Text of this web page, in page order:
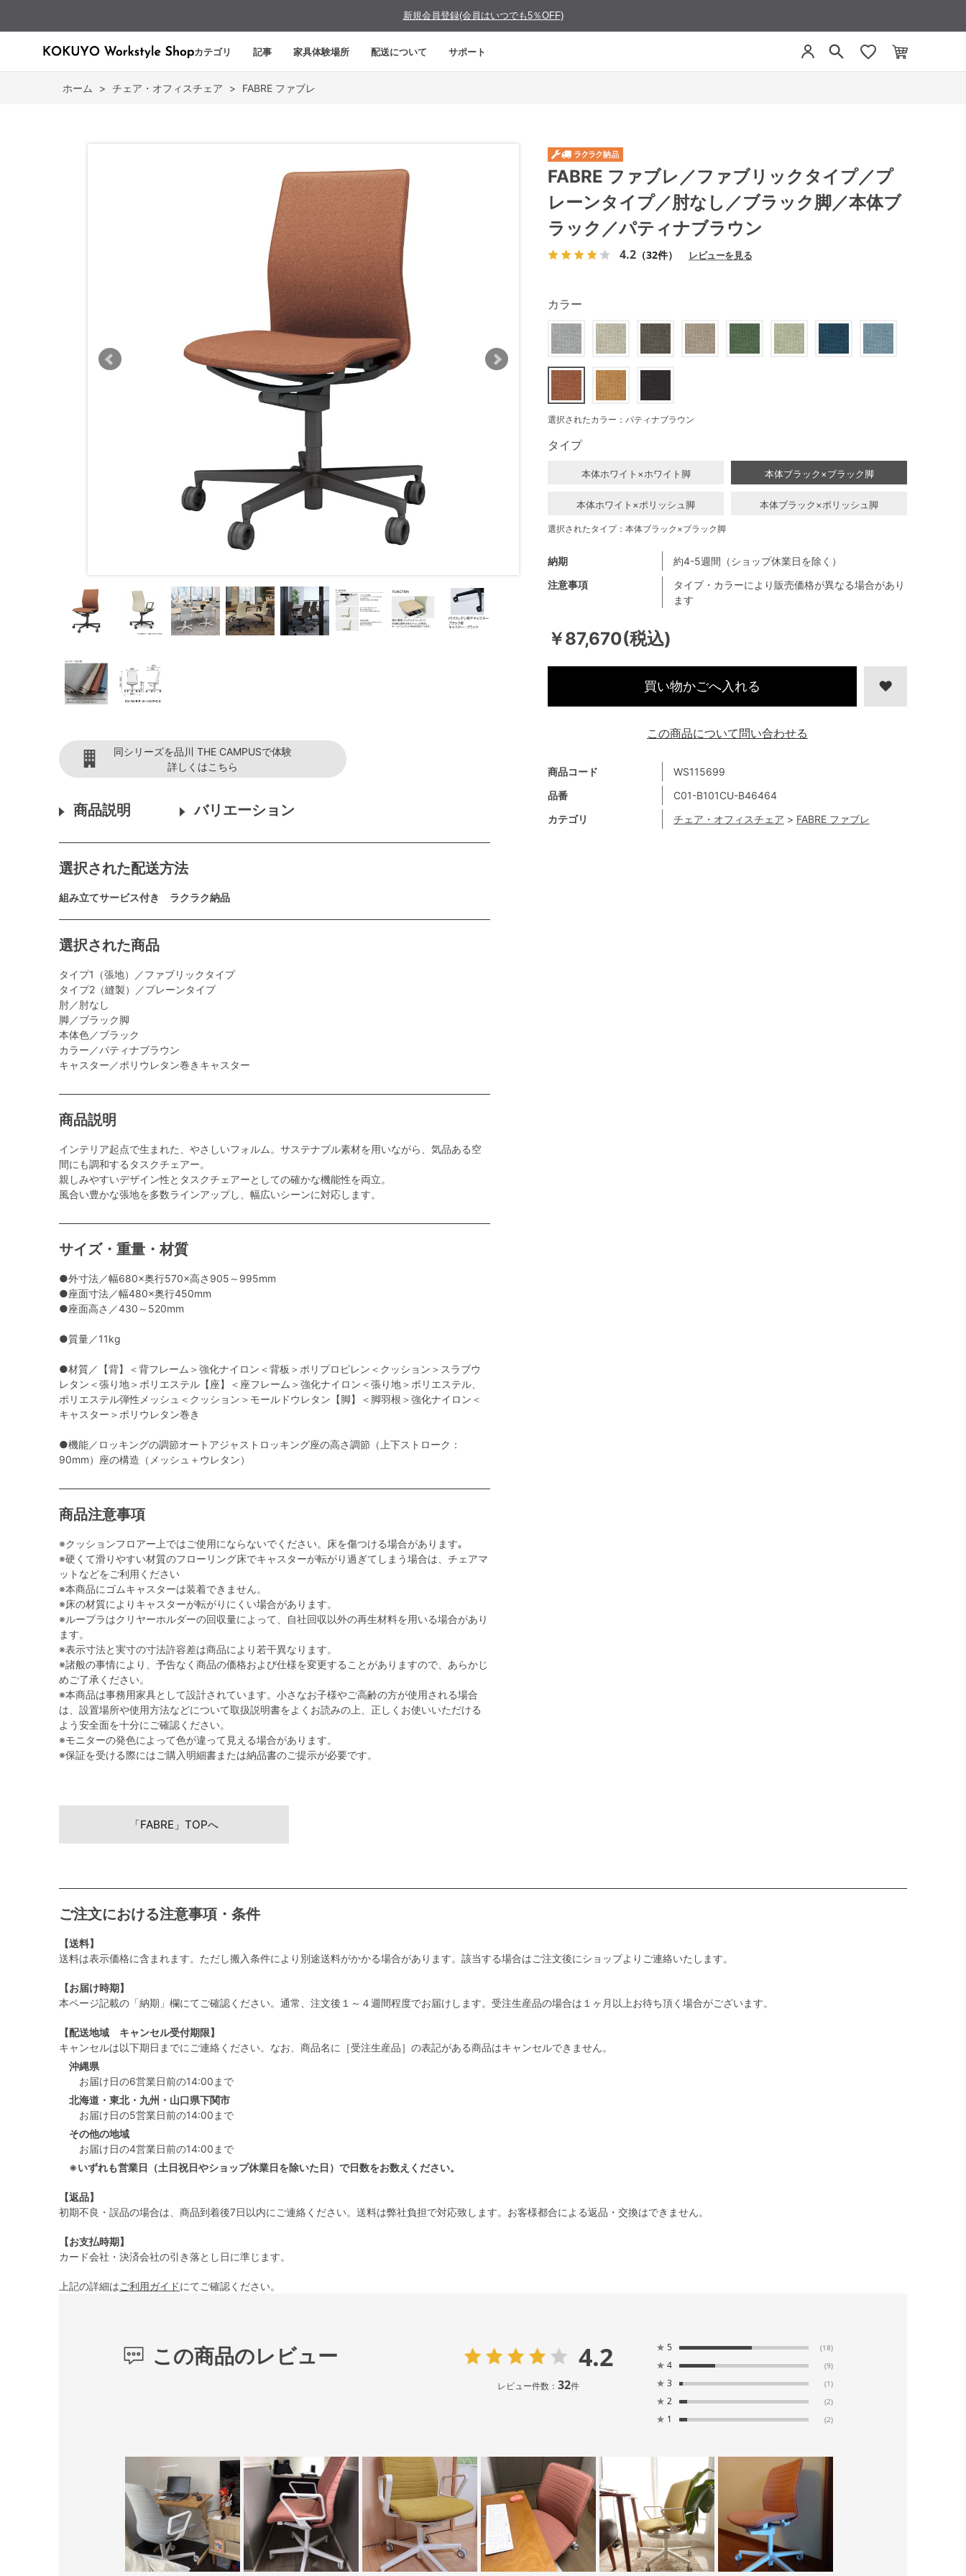
新規会員登録(会員はいつでも5％OFF)
カテゴリ 記事 家具体験場所 配送について サポート
ホーム > チェア・オフィスチェア > FABRE ファブレ
同シリーズを品川 THE CAMPUSで体験
詳しくはこちら
商品説明 バリエーション
選択された配送方法
組み立てサービス付き ラクラク納品
選択された商品
タイプ1（張地）／ファブリックタイプ
タイプ2（縫製）／プレーンタイプ
肘／肘なし
脚／ブラック脚
本体色／ブラック
カラー／パティナブラウン
キャスター／ポリウレタン巻きキャスター
商品説明
インテリア起点で生まれた、やさしいフォルム。サステナブル素材を用いながら、気品ある空
間にも調和するタスクチェアー。
親しみやすいデザイン性とタスクチェアーとしての確かな機能性を両立。
風合い豊かな張地を多数ラインアップし、幅広いシーンに対応します。
サイズ・重量・材質
●外寸法／幅680×奥行570×高さ905～995mm
●座面寸法／幅480×奥行450mm
●座面高さ／430～520mm
●質量／11kg
●材質／【背】＜背フレーム＞強化ナイロン＜背板＞ポリプロピレン＜クッション＞スラブウ
レタン＜張り地＞ポリエステル【座】＜座フレーム＞強化ナイロン＜張り地＞ポリエステル、
ポリエステル弾性メッシュ＜クッション＞モールドウレタン【脚】＜脚羽根＞強化ナイロン＜
キャスター＞ポリウレタン巻き
●機能／ロッキングの調節オートアジャストロッキング座の高さ調節（上下ストローク：
90mm）座の構造（メッシュ＋ウレタン）
商品注意事項
※クッションフロアー上ではご使用にならないでください。床を傷つける場合があります｡
※硬くて滑りやすい材質のフローリング床でキャスターが転がり過ぎてしまう場合は、チェアマ
ットなどをご利用ください
※本商品にゴムキャスターは装着できません。
※床の材質によりキャスターが転がりにくい場合があります。
※ループラはクリヤーホルダーの回収量によって、自社回収以外の再生材料を用いる場合があり
ます。
※表示寸法と実寸の寸法許容差は商品により若干異なります。
※諸般の事情により、予告なく商品の価格および仕様を変更することがありますので、あらかじ
めご了承ください。
※本商品は事務用家具として設計されています。小さなお子様やご高齢の方が使用される場合
は、設置場所や使用方法などについて取扱説明書をよくお読みの上、正しくお使いいただける
よう安全面を十分にご確認ください。
※モニターの発色によって色が違って見える場合があります。
※保証を受ける際にはご購入明細書または納品書のご提示が必要です。
FABRE ファブレ／ファブリックタイプ／プ
レーンタイプ／肘なし／ブラック脚／本体ブ
ラック／パティナブラウン
4.2 （32件） レビューを見る
￥87,670(税込)
商品コード
WS115699
品番
C01-B101CU-B46464
カテゴリ
チェア・オフィスチェア > FABRE ファブレ
注意事項
タイプ・カラーにより販売価格が異なる場合があり
ます
納期 約4-5週間（ショップ休業日を除く）
カラー
選択されたカラー：パティナブラウン
タイプ
本体ホワイト×ホワイト脚 本体ブラック×ブラック脚
本体ホワイト×ポリッシュ脚 本体ブラック×ポリッシュ脚
選択されたタイプ：本体ブラック×ブラック脚
買い物かごへ入れる
この商品について問い合わせる
「FABRE」TOPへ
ご注文における注意事項・条件
【送料】
送料は表示価格に含まれます。ただし搬入条件により別途送料がかかる場合があります。該当する場合はご注文後にショップよりご連絡いたします。
【お届け時期】
本ページ記載の「納期」欄にてご確認ください。通常、注文後１～４週間程度でお届けします。受注生産品の場合は１ヶ月以上お待ち頂く場合がございます。
【配送地域 キャンセル受付期限】
キャンセルは以下期日までにご連絡ください。なお、商品名に［受注生産品］の表記がある商品はキャンセルできません。
沖縄県
お届け日の6営業日前の14:00まで
北海道・東北・九州・山口県下関市
お届け日の5営業日前の14:00まで
その他の地域
お届け日の4営業日前の14:00まで
※いずれも営業日（土日祝日やショップ休業日を除いた日）で日数をお数えください。
【返品】
初期不良・誤品の場合は、商品到着後7日以内にご連絡ください。送料は弊社負担で対応致します。お客様都合による返品・交換はできません。
【お支払時期】
カード会社・決済会社の引き落とし日に準じます。
上記の詳細はご利用ガイドにてご確認ください。
この商品のレビュー 4.2
レビュー件数： 32件
★ 5 (18)
★ 4 (9)
★ 3 (1)
★ 2 (2)
★ 1 (2)